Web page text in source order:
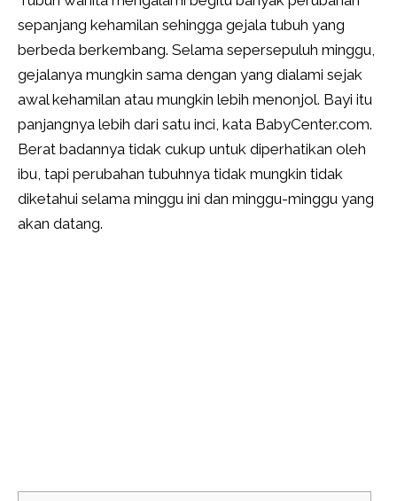
sepanjang kehamilan sehingga gejala tubuh yang
berbeda berkembang. Selama sepersepuluh minggu,
gejalanya mungkin sama dengan yang dialami sejak
awal kehamilan atau mungkin lebih menonjol. Bayi itu
panjangnya lebih dari satu inci, kata BabyCenter.com.
Berat badannya tidak cukup untuk diperhatikan oleh
ibu, tapi perubahan tubuhnya tidak mungkin tidak
diketahui selama minggu ini dan minggu-minggu yang
akan datang.